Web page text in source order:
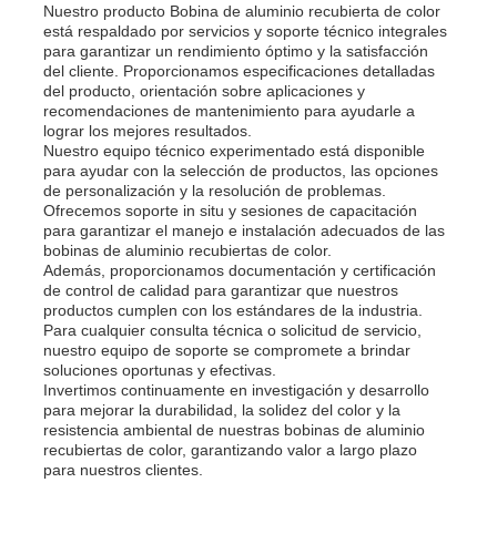
Nuestro producto Bobina de aluminio recubierta de color
está respaldado por servicios y soporte técnico integrales
para garantizar un rendimiento óptimo y la satisfacción
del cliente. Proporcionamos especificaciones detalladas
del producto, orientación sobre aplicaciones y
recomendaciones de mantenimiento para ayudarle a
lograr los mejores resultados.
Nuestro equipo técnico experimentado está disponible
para ayudar con la selección de productos, las opciones
de personalización y la resolución de problemas.
Ofrecemos soporte in situ y sesiones de capacitación
para garantizar el manejo e instalación adecuados de las
bobinas de aluminio recubiertas de color.
Además, proporcionamos documentación y certificación
de control de calidad para garantizar que nuestros
productos cumplen con los estándares de la industria.
Para cualquier consulta técnica o solicitud de servicio,
nuestro equipo de soporte se compromete a brindar
soluciones oportunas y efectivas.
Invertimos continuamente en investigación y desarrollo
para mejorar la durabilidad, la solidez del color y la
resistencia ambiental de nuestras bobinas de aluminio
recubiertas de color, garantizando valor a largo plazo
para nuestros clientes.